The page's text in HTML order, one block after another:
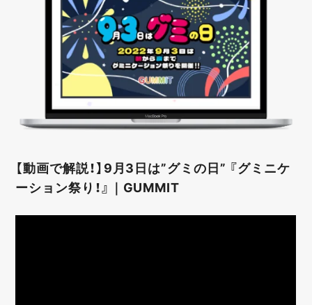
【動画で解説！】9月3日は”グミの日” 『グミニケ
ーション祭り！』｜GUMMIT